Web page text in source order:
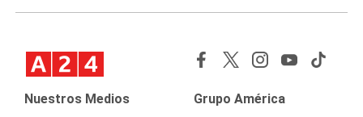
Nuestros Medios Grupo América